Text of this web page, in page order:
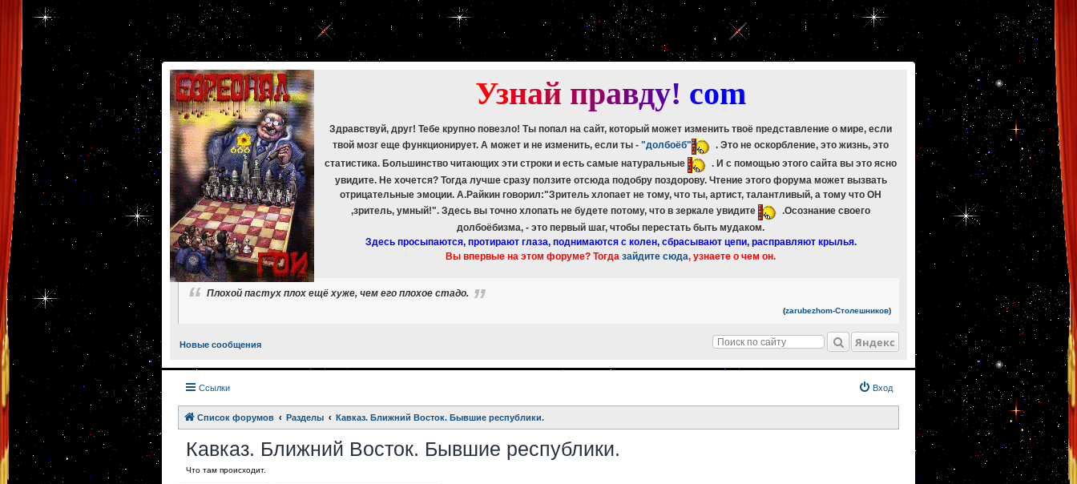
[phpBB Debug] PHP Warning : in file [ROOT]/phpbb/db/driver/mysqli.php
mysqli_fetch_assoc(): Couldn't fetch mysqli_result
[phpBB Debug] PHP Warning
[ROOT]/phpbb/db/driver/mysqli.php
mysqli_free_result(): Couldn't fetch mysqli_result
[phpBB Debug] PHP Warning
: in file [ROOT]/phpbb/db/driver/mysqli.php 265 :mysqli_fetch_assoc(): Couldn't fetch mysqli_result
[phpBB Debug] PHP Warning
: in file [ROOT]/phpbb/db/driver/mysqli.php on line 329 :mysqli_free_result(): Couldn't fetch mysqli_result
[phpBB Debug] PHP Warning
[ROOT]/phpbb/db/driver/mysqli.php on line 265 : mysqli_fetch_assoc(): Couldn't fetch mysqli_result
[phpBB Debug] PHP Warning
[ROOT]/phpbb/db/driver/mysqli.php on line mysqli_free_result(): Couldn't fetch mysqli_result
Узнай правду! com
Здравствуй, друг! Тебе крупно повезло! Ты попал на сайт, который может изменить твоё представление о мире, если
твой мозг еще функционирует. А может и не изменить, если ты - "долбоёб"
. Это не оскорбление, это жизнь, это
статистика. Большинство читающих эти строки и есть самые натуральные
. И с помощью этого сайта вы это ясно
увидите. Не хочется? Тогда лучше сразу ползите отсюда подобру поздорову. Чтение этого форума может вызвать
отрицательные эмоции. А.Райкин говорил:"Зритель хлопает не тому, что ты, артист, талантливый, а тому что ОН
,зритель, умный!". Здесь вы точно хлопать не будете потому, что в зеркале увидите
.Осознание своего
долбоёбизма, - это первый шаг, чтобы перестать быть мудаком.
Здесь просыпаются, протирают глаза, поднимаются с колен, сбрасывают цепи, расправляют крылья.
Вы впервые на этом форуме? Тогда зайдите сюда, узнаете о чем он.
Плохой пастух плох ещё хуже, чем его плохое стадо.
(zarubezhom-Столешников)
Новые сообщения Яндекс
Ссылки Вход
Список форумов Разделы Кавказ. Ближний Восток. Бывшие республики.
Кавказ. Ближний Восток. Бывшие республики.
Что там происходит.